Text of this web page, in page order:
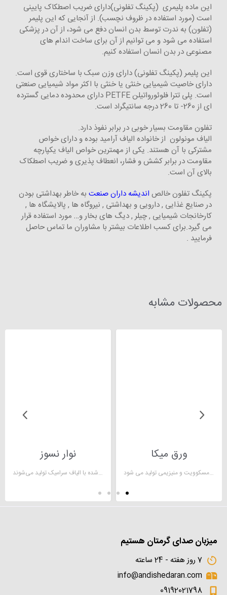
این ماده پلیمری (پکینگ تفلونی)دارای ضریب اصطکاک پایینی
است (مورد استفاده در ظروف نچسب). از آنجایی که این پلیمر
(تفلون) به ندرت توسط بدن انسان دفع می شود، از آن در پزشکی
استفاده می شود و می توانیم از آن برای ساخت اندام های
مصنوعی در بدن انسان استفاده کنیم.
این پلیمر (پکینگ تفلونی) دارای وزن سبک با ساختاری قوی است.
دارای خاصیت شیمیایی خنثی یا خنثی با اکثر مواد شیمیایی صنعتی
است. پلی تترا فلوئورواتیلن PETFE دارای محدوده دمایی گسترده
ای از 260- تا 260 درجه سانتیگراد است.
تفلون مقاومت بسیار خوبی در برابر نفوذ دارد.
الیاف مونولون از خانواده الیاف آرامید بوده و دارای خواص
مشترکی با آن هستند. یکی از مهمترین خواص الیاف یکپارچه
مقاومت در برابر کشش و فشار، انعطاف پذیری و ضریب اصطکاک
بالای آن است.
پکینگ تفلون خالص اندیشه داران صنعت به خاطر بهداشتی بودن
در صنایع غذایی , دارویی و بهداشتی , نیروگاه ها , پالایشگاه ها ,
کارخانجات شیمیایی , چیلر , دیگ های بخار و… مورد استفاده قرار
می گیرد.برای کسب اطلاعات بیشتر با مشاوران ما تماس حاصل
فرمایید .
محصولات مشابه
ورق میکا
ورق میکا جایگزین بسیار خوبی برای عایق آزبست میباشد. این ورق ها را می توان به صورت ورق های نرم، سخت، رولی و طلق میکای عرضه کرد. میکای نسوز از مسکوویت و منیزیمی تولید می شود.
نوار نسوز
نوار نسوز از کامپوزیت‌های اکسید آلومینیوم پوشیده شده با الیاف سرامیک تولید می‌شوند
میزبان صدای گرمتان هستیم
7 روز هفته - 24 ساعته
info@andishedaran.com
09192021798